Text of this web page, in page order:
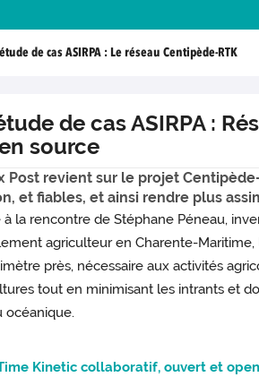
de cas ASIRPA : Le réseau Centipède-RTK
de cas ASIRPA :
source
Post revient sur le projet
et fiables, et ainsi rendre plus
à la rencontre de Stéphane Péneau,
agriculteur en Charente-
près, nécessaire aux activités
tout en minimisant les intrants et
océanique.
Kinetic collaboratif, ouvert et open